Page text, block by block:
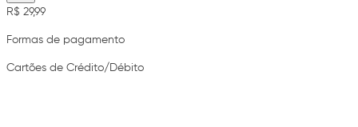
R$ 29,99
Formas de pagamento
Cartões de Crédito/Débito